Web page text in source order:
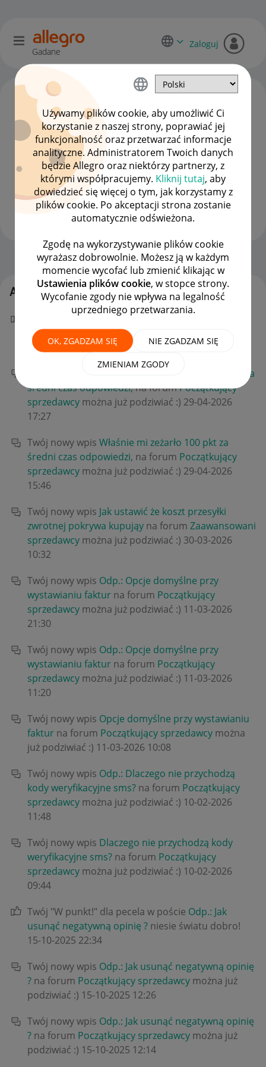
Używamy plików cookie, aby umożliwić Ci
korzystanie z naszej strony, poprawiać jej
funkcjonalność oraz przetwarzać informacje
analityczne. Administratorem Twoich danych
będzie Allegro oraz niektórzy partnerzy, z
którymi współpracujemy. Kliknij tutaj, aby
dowiedzieć się więcej o tym, jak korzystamy z
plików cookie. Po akceptacji strona zostanie
automatycznie odświeżona.
Zgodę na wykorzystywanie plików cookie
wyrażasz dobrowolnie. Możesz ją w każdym
momencie wycofać lub zmienić klikając w
Ustawienia plików cookie, w stopce strony.
Wycofanie zgody nie wpływa na legalność
uprzedniego przetwarzania.
OK, ZGADZAM SIĘ NIE ZGADZAM SIĘ
ZMIENIAM ZGODY
Gadane
Zaloguj
lawral
#9 Pomysłodawca
Strona Główna OPCJE
Aktywność lawral
Gratulacje! Masz nowy "W punkt!" za wpis
Właśnie mi zeżarło 100 pkt za średni czas
odpowiedzi,.‎01-05-2026
20:16
Odp.: Właśnie mi zeżarło 100 pkt za
średni czas odpowiedzi,na forumPoczątkujący
sprzedawcy można już podziwiać :) ‎29-04-2026
17:27
Twój nowy wpis Właśnie mi zeżarło 100 pkt za
średni czas odpowiedzi, na forum Początkujący
sprzedawcy można już podziwiać :) ‎29-04-2026
15:46
Twój nowy wpis Jak ustawić że koszt przesyłki
zwrotnej pokrywa kupująy na forum Zaawansowani
sprzedawcy można już podziwiać :) ‎30-03-2026
10:32
Twój nowy wpis Odp.: Opcje domyślne przy
wystawianiu faktur na forum Początkujący
sprzedawcy można już podziwiać :) ‎11-03-2026
21:30
Twój nowy wpis Odp.: Opcje domyślne przy
wystawianiu faktur na forum Początkujący
sprzedawcy można już podziwiać :) ‎11-03-2026
11:20
Twój nowy wpis Opcje domyślne przy wystawianiu
faktur na forum Początkujący sprzedawcy można
już podziwiać :) ‎11-03-2026 10:08
Twój nowy wpis Odp.: Dlaczego nie przychodzą
kody weryfikacyjne sms? na forum Początkujący
sprzedawcy można już podziwiać :) ‎10-02-2026
11:48
Twój nowy wpis Dlaczego nie przychodzą kody
weryfikacyjne sms? na forum Początkujący
sprzedawcy można już podziwiać :) ‎10-02-2026
09:44
Twój "W punkt!" dla pecela w poście Odp.: Jak
usunąć negatywną opinię ? niesie światu dobro!
‎15-10-2025 22:34
Twój nowy wpis Odp.: Jak usunąć negatywną opinię
? na forum Początkujący sprzedawcy można już
podziwiać :) ‎15-10-2025 12:26
Twój nowy wpis Odp.: Jak usunąć negatywną opinię
? na forum Początkujący sprzedawcy można już
podziwiać :) ‎15-10-2025 12:14